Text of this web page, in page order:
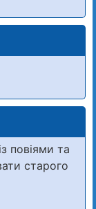
повіями та
старого